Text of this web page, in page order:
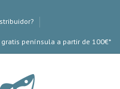
gratis península a partir de 100€*